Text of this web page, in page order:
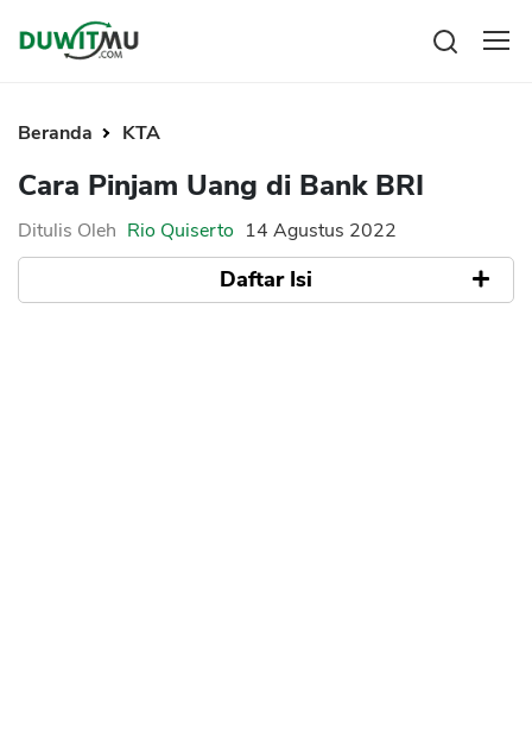
Reksadana
Saham
Bitcoin
Beranda KTA
Cara Pinjam Uang di Bank BRI
Ditulis Oleh Rio Quiserto 14 Agustus 2022
Daftar Isi